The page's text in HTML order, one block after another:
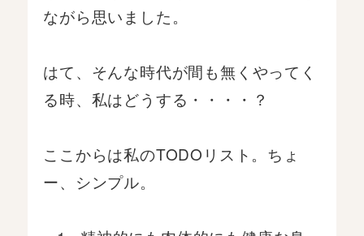
ながら思いました。
はて、そんな時代が間も無くやってく
る時、私はどうする・・・・？
ここからは私のTODOリスト。ちょ
ー、シンプル。